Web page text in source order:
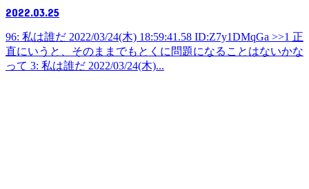
2022.03.25
96: 私は誰だ 2022/03/24(木) 18:59:41.58 ID:Z7y1DMqGa >>1 正
直にいうと、そのままでもとくに問題になることはないかな
って 3: 私は誰だ 2022/03/24(木)...